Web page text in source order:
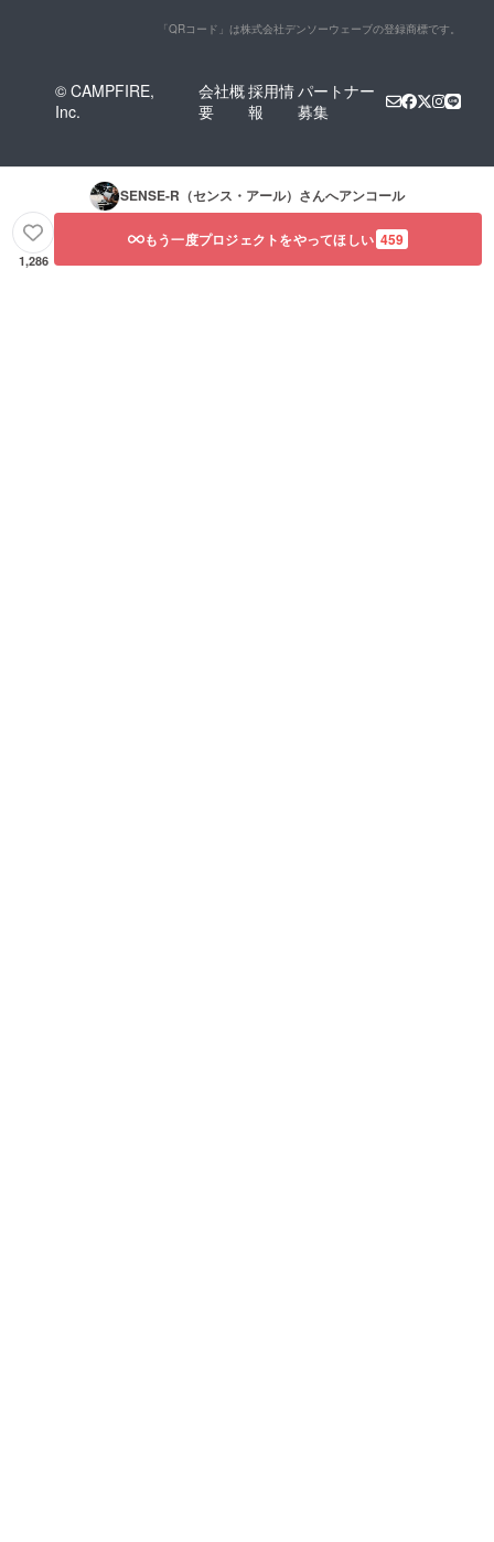
「QRコード」は株式会社デンソーウェーブの登録商標です。
© CAMPFIRE,
Inc.
会社概
要
採用情
報
パートナー
募集
SENSE-R（センス・アール） さんへアンコール
1,286
もう一度プロジェクトをやってほしい 459